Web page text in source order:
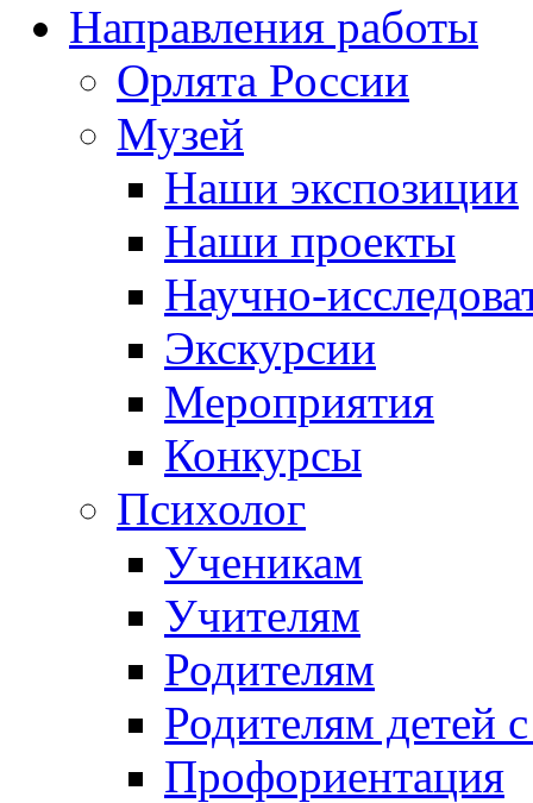
Направления работы
Орлята России
Музей
Наши экспозиции
Наши проекты
Научно-
Экскурсии
Мероприятия
Конкурсы
Психолог
Ученикам
Учителям
Родителям
Родителям детей
Профориентация